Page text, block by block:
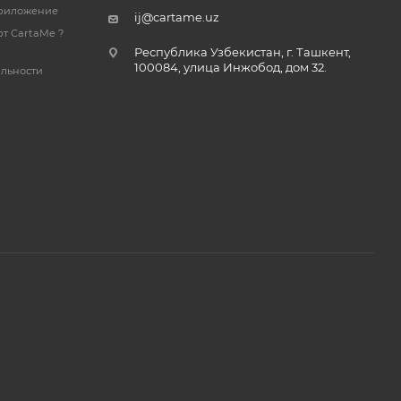
CartaMe ?
ij@cartame.uz
Республика Узбекистан, г. Ташкент,
100084, улица Инжобод, дом 32.